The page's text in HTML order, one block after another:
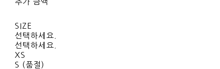
SIZE
선택하세요.
선택하세요.
XS
S (품절)